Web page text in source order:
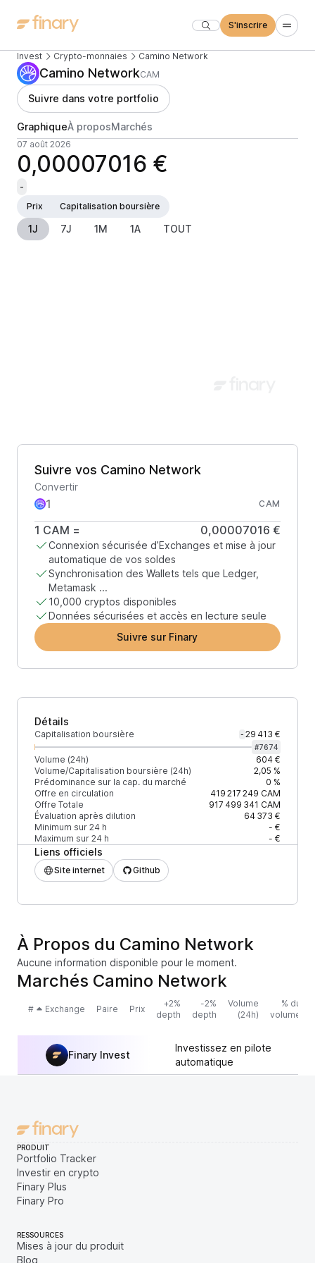
S'inscrire
Invest Crypto-monnaies Camino Network
Camino NetworkCAM
Suivre dans votre portfolio
GraphiqueÀ proposMarchés
07 août 2026
0,00007016 €
-
Prix
Capitalisation boursière
1J 7J 1M 1A TOUT
Suivre vos Camino Network
Convertir
CAM
1 CAM = 0,00007016 €
Connexion sécurisée d’Exchanges et mise à jour
automatique de vos soldes
Synchronisation des Wallets tels que Ledger,
Metamask ...
10,000 cryptos disponibles
Données sécurisées et accès en lecture seule
Suivre sur Finary
Détails
Capitalisation boursière - 29 413 €
#7674
Volume (24h)
604 €
Volume/Capitalisation boursière (24h)
2,05 %
Prédominance sur la cap. du marché
0 %
Offre en circulation
419 217 249 CAM
Offre Totale
917 499 341 CAM
Évaluation après dilution
64 373 €
Minimum sur 24 h
- €
Maximum sur 24 h
- €
Liens officiels
Site internet Github
À Propos du Camino Network
Aucune information disponible pour le moment.
Marchés Camino Network
# Exchange Paire Prix
+2%
depth
-2%
depth
Volume
(24h)
% du
volume
Finary Invest
Investissez en pilote
automatique
PRODUIT
Portfolio Tracker
Investir en crypto
Finary Plus
Finary Pro
RESSOURCES
Mises à jour du produit
Blog